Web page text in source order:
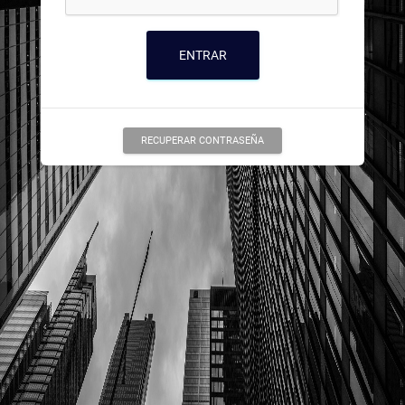
ENTRAR
RECUPERAR CONTRASEÑA